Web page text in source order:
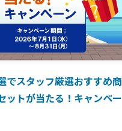
でスタッフ厳選おすすめ商
ットが当たる！キャンペー